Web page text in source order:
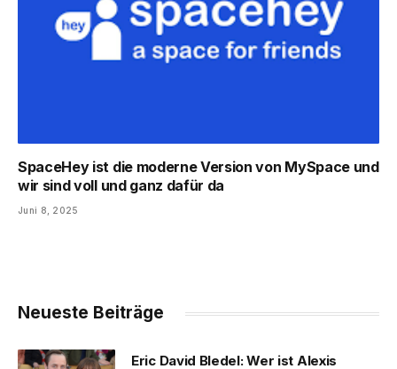
SpaceHey ist die moderne Version von MySpace und
wir sind voll und ganz dafür da
Juni 8, 2025
Neueste Beiträge
Eric David Bledel: Wer ist Alexis